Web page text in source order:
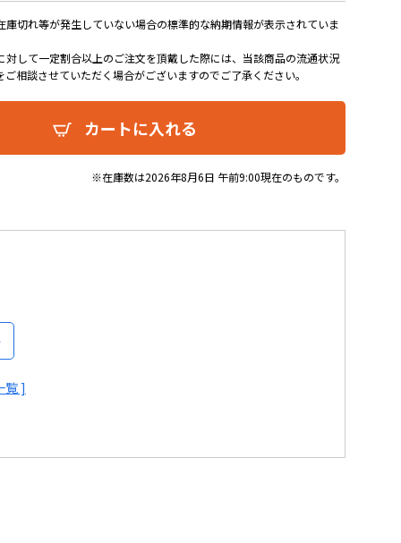
切れ等が発生していない場合の標準的な納期情報が表示されていま
して一定割合以上のご注文を頂戴した際には、当該商品の流通状況
相談させていただく場合がございますのでご了承ください。
カートに入れる
※在庫数は2026年8月6日 午前9:00現在のものです。
覧 ]